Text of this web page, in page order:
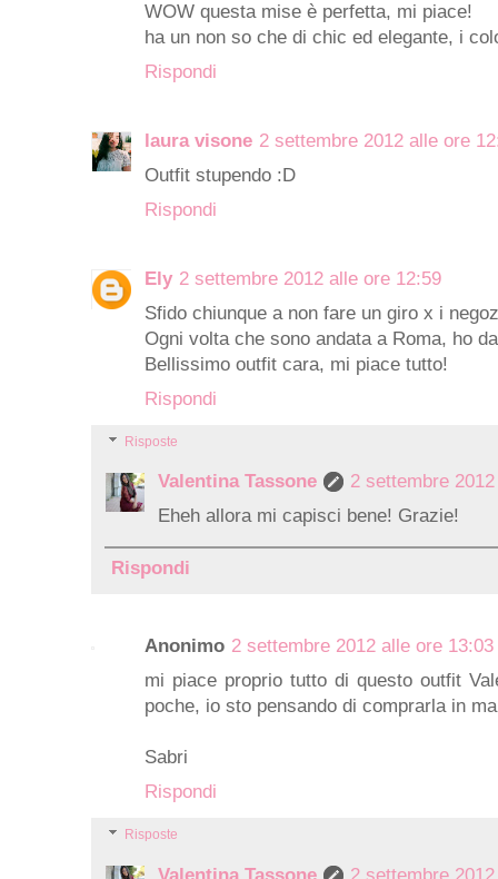
WOW questa mise è perfetta, mi piace!
ha un non so che di chic ed elegante, i
Rispondi
laura visone 2 settembre 2012 alle ore
Outfit stupendo :D
Rispondi
Ely 2 settembre 2012 alle ore 12:59
Sfido chiunque a non fare un giro x i
Ogni volta che sono andata a Roma, ho
Bellissimo outfit cara, mi piace tutto!
Rispondi
Risposte
Valentina Tassone
2 settembre
Eheh allora mi capisci bene! Grazie!
Rispondi
Anonimo 2 settembre 2012 alle ore 13:03
mi piace proprio tutto di questo outfit
poche, io sto pensando di comprarla in
Sabri
Rispondi
Risposte
Valentina Tassone
2 settembre